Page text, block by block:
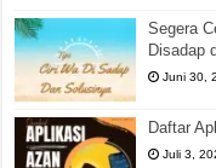
Segera
Disadap
Juni 30,
Daftar
Juli 3,